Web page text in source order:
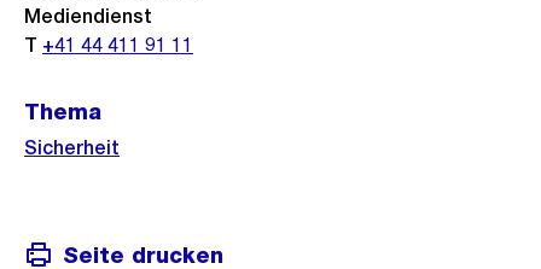
Mediendienst
T +41 44 411 91 11
Thema
Sicherheit
Seite drucken